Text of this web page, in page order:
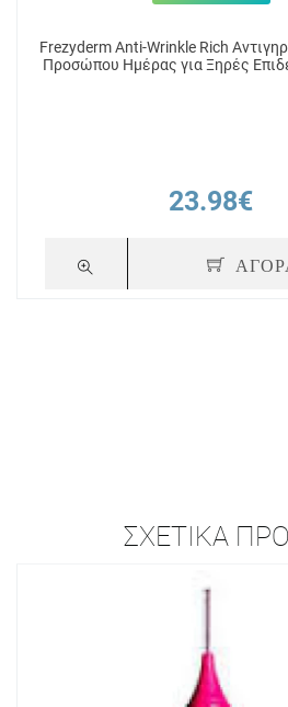
Frezyderm Anti-Wrinkle Rich
Προσώπου Ημέρας για Ξηρές
23.98€
ΣΧΕΤΙΚΆ